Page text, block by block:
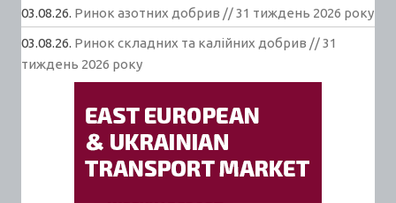
03.08.26. Ринок азотних добрив // 31 тиждень 2026 року
03.08.26. Ринок складних та калійних добрив // 31
тиждень 2026 року